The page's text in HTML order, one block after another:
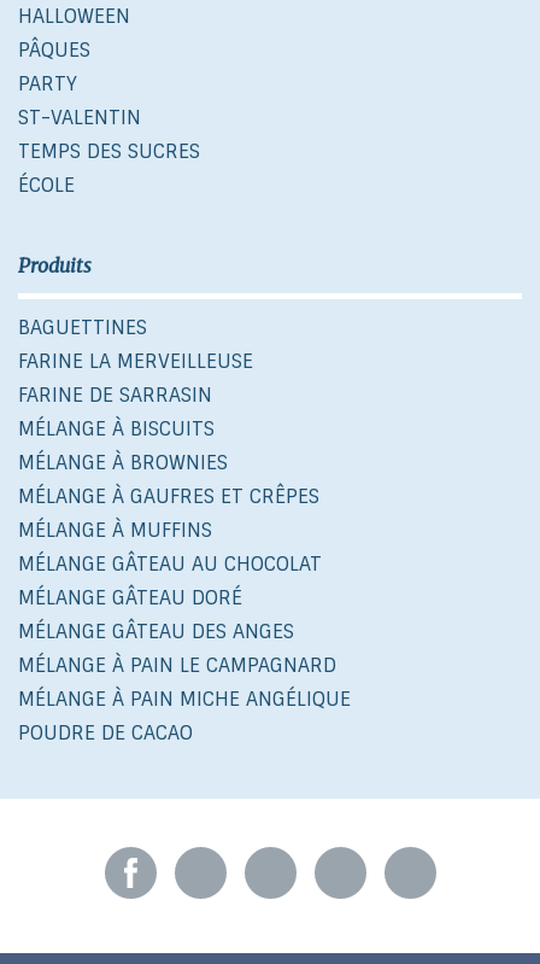
HALLOWEEN
PÂQUES
PARTY
ST-VALENTIN
TEMPS DES SUCRES
ÉCOLE
Produits
BAGUETTINES
FARINE LA MERVEILLEUSE
FARINE DE SARRASIN
MÉLANGE À BISCUITS
MÉLANGE À BROWNIES
MÉLANGE À GAUFRES ET CRÊPES
MÉLANGE À MUFFINS
MÉLANGE GÂTEAU AU CHOCOLAT
MÉLANGE GÂTEAU DORÉ
MÉLANGE GÂTEAU DES ANGES
MÉLANGE À PAIN LE CAMPAGNARD
MÉLANGE À PAIN MICHE ANGÉLIQUE
POUDRE DE CACAO